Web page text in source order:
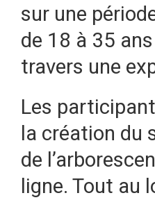
sur une
de 18 à 35
travers une
Les
la création du
de
ligne. Tout au